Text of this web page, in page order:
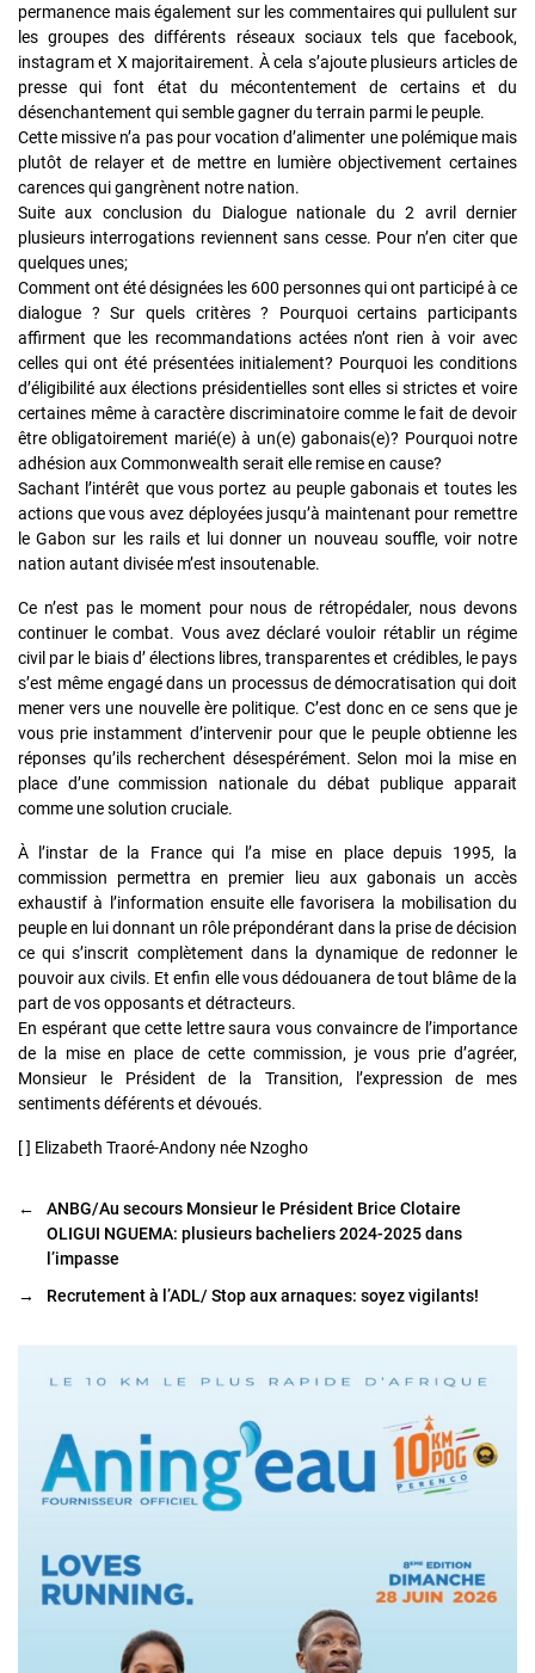
permanence mais également sur les commentaires qui pullulent sur
les groupes des différents réseaux sociaux tels que facebook,
instagram et X majoritairement. À cela s’ajoute plusieurs articles de
presse qui font état du mécontentement de certains et du
désenchantement qui semble gagner du terrain parmi le peuple.
Cette missive n’a pas pour vocation d’alimenter une polémique mais
plutôt de relayer et de mettre en lumière objectivement certaines
carences qui gangrènent notre nation.
Suite aux conclusion du Dialogue nationale du 2 avril dernier
plusieurs interrogations reviennent sans cesse. Pour n’en citer que
quelques unes;
Comment ont été désignées les 600 personnes qui ont participé à ce
dialogue ? Sur quels critères ? Pourquoi certains participants
affirment que les recommandations actées n’ont rien à voir avec
celles qui ont été présentées initialement? Pourquoi les conditions
d’éligibilité aux élections présidentielles sont elles si strictes et voire
certaines même à caractère discriminatoire comme le fait de devoir
être obligatoirement marié(e) à un(e) gabonais(e)? Pourquoi notre
adhésion aux Commonwealth serait elle remise en cause?
Sachant l’intérêt que vous portez au peuple gabonais et toutes les
actions que vous avez déployées jusqu’à maintenant pour remettre
le Gabon sur les rails et lui donner un nouveau souffle, voir notre
nation autant divisée m’est insoutenable.
Ce n’est pas le moment pour nous de rétropédaler, nous devons
continuer le combat. Vous avez déclaré vouloir rétablir un régime
civil par le biais d’ élections libres, transparentes et crédibles, le pays
s’est même engagé dans un processus de démocratisation qui doit
mener vers une nouvelle ère politique. C’est donc en ce sens que je
vous prie instamment d’intervenir pour que le peuple obtienne les
réponses qu’ils recherchent désespérément. Selon moi la mise en
place d’une commission nationale du débat publique apparait
comme une solution cruciale.
À l’instar de la France qui l’a mise en place depuis 1995, la
commission permettra en premier lieu aux gabonais un accès
exhaustif à l’information ensuite elle favorisera la mobilisation du
peuple en lui donnant un rôle prépondérant dans la prise de décision
ce qui s’inscrit complètement dans la dynamique de redonner le
pouvoir aux civils. Et enfin elle vous dédouanera de tout blâme de la
part de vos opposants et détracteurs.
En espérant que cette lettre saura vous convaincre de l’importance
de la mise en place de cette commission, je vous prie d’agréer,
Monsieur le Président de la Transition, l’expression de mes
sentiments déférents et dévoués.
[ ] Elizabeth Traoré-Andony née Nzogho
←
ANBG/Au secours Monsieur le Président Brice Clotaire
OLIGUI NGUEMA: plusieurs bacheliers 2024-2025 dans
l’impasse
→
Recrutement à l’ADL/ Stop aux arnaques: soyez vigilants!